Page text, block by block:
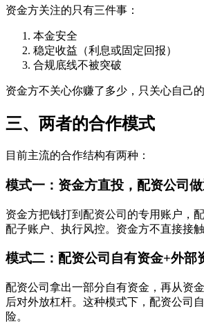
资金方关注的只有三件事：
本金安全
稳定收益（利息或固定回报）
合规底线不被突破
资金方不关心你赚了多少，只关心自己
三、两者的合作模式
目前主流的合作结构有两种：
模式一：资金方直投，配资公司
资金方把钱打到配资公司的专用账户，
配子账户、执行风控。资金方不直接接触
模式二：配资公司自有资金+外部
配资公司拿出一部分自有资金，再从资
后对外放杠杆。这种模式下，配资公司
险。